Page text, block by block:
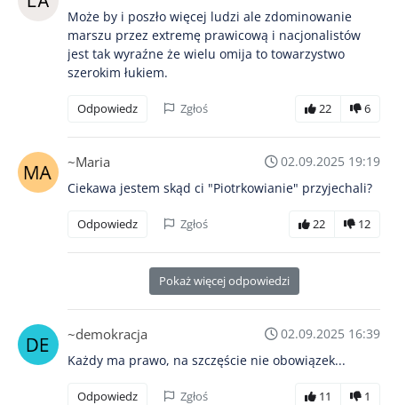
Może by i poszło więcej ludzi ale zdominowanie
marszu przez extremę prawicową i nacjonalistów
jest tak wyraźne że wielu omija to towarzystwo
szerokim łukiem.
Odpowiedz Zgłoś 22 6
~Maria
02.09.2025 19:19
Ciekawa jestem skąd ci "Piotrkowianie" przyjechali?
Odpowiedz Zgłoś 22 12
Pokaż więcej odpowiedzi
~demokracja
02.09.2025 16:39
Każdy ma prawo, na szczęście nie obowiązek...
Odpowiedz Zgłoś 11 1